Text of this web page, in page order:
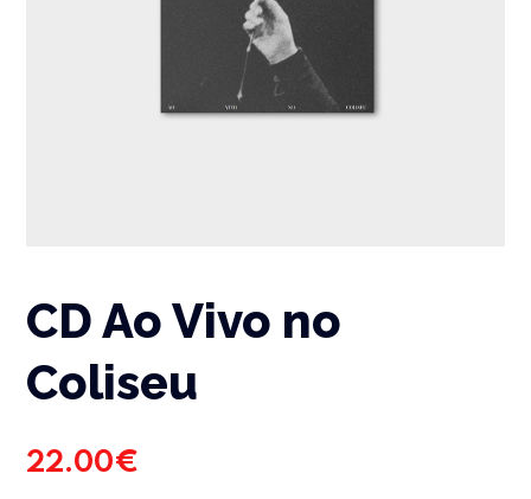
CD Ao Vivo no
Coliseu
22.00€